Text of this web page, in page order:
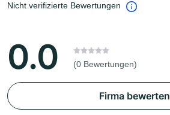
Nicht verifizierte Bewertungen
0.0 (0 Bewertungen)
Firma bewerten